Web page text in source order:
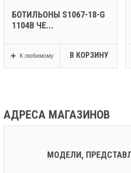
БОТИЛЬОНЫ S1067-18-G
1104B ЧЕ...
К любимому В КОРЗИНУ
АДРЕСА МАГАЗИНОВ
МОДЕЛИ,